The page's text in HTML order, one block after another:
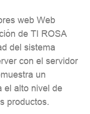
web Web
de TI ROSA
del sistema
con el servidor
un
el alto nivel de
productos.